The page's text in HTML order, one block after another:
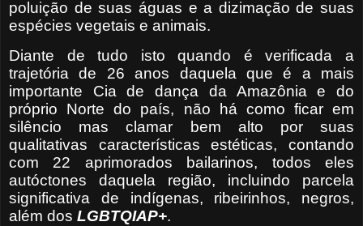
poluição de suas águas e a dizimação de suas
espécies vegetais e animais.
Diante de tudo isto quando é verificada a
trajetória de 26 anos daquela que é a mais
importante Cia de dança da Amazônia e do
próprio Norte do país, não há como ficar em
silêncio mas clamar bem alto por suas
qualitativas características estéticas, contando
com 22 aprimorados bailarinos, todos eles
autóctones daquela região, incluindo parcela
significativa de indígenas, ribeirinhos, negros,
além dos LGBTQIAP+.